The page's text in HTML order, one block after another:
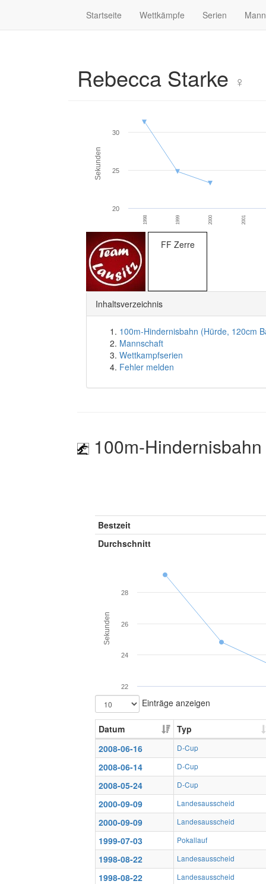
Startseite Wettkämpfe Serien
Rebecca Starke ♀
Sekunden
1998 1999 2000 2001
20
25
30
FF Zerre
Inhaltsverzeichnis
100m-Hindernisbahn (Hürde, 120cm
Mannschaft
Wettkampfserien
Fehler melden
100m-
Bestzeit
Durchschnitt
Sekunden
22
24
26
28
Einträge anzeigen
Datum
Typ
2008-06-16
D-Cup
2008-06-14 D-Cup
2008-05-24 D-Cup
2000-09-09 Landesausscheid
2000-09-09 Landesausscheid
1999-07-03 Pokallauf
1998-08-22 Landesausscheid
1998-08-22 Landesausscheid